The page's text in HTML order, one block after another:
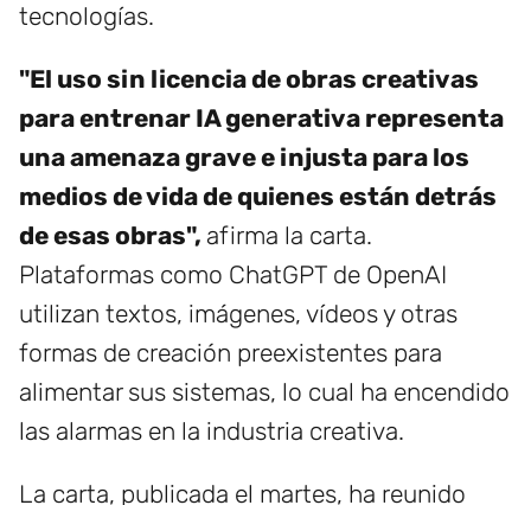
tecnologías.
"El uso sin licencia de obras creativas
para entrenar IA generativa representa
una amenaza grave e injusta para los
medios de vida de quienes están detrás
de esas obras", afirma la carta.
Plataformas como ChatGPT de OpenAI
utilizan textos, imágenes, vídeos y otras
formas de creación preexistentes para
alimentar sus sistemas, lo cual ha encendido
las alarmas en la industria creativa.
La carta, publicada el martes, ha reunido